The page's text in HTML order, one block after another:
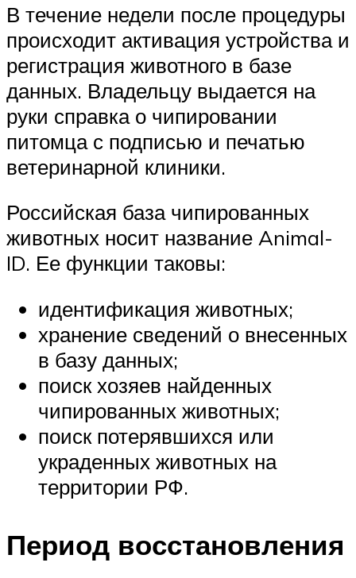
В течение недели после процедуры
происходит активация устройства и
регистрация животного в базе
данных. Владельцу выдается на
руки справка о чипировании
питомца с подписью и печатью
ветеринарной клиники.
Российская база чипированных
животных носит название Animal-
ID. Ее функции таковы:
идентификация животных;
хранение сведений о внесенных
в базу данных;
поиск хозяев найденных
чипированных животных;
поиск потерявшихся или
украденных животных на
территории РФ.
Период восстановления